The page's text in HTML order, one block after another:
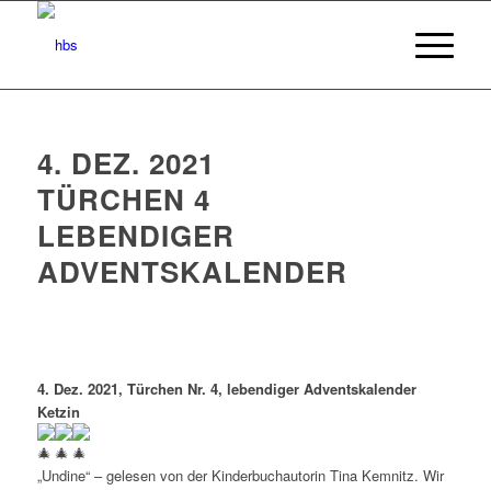
4. DEZ. 2021
TÜRCHEN 4
LEBENDIGER
ADVENTSKALENDER
4. Dez. 2021, Türchen Nr. 4, lebendiger Adventskalender
Ketzin
„Undine“ – gelesen von der Kinderbuchautorin Tina Kemnitz. Wir